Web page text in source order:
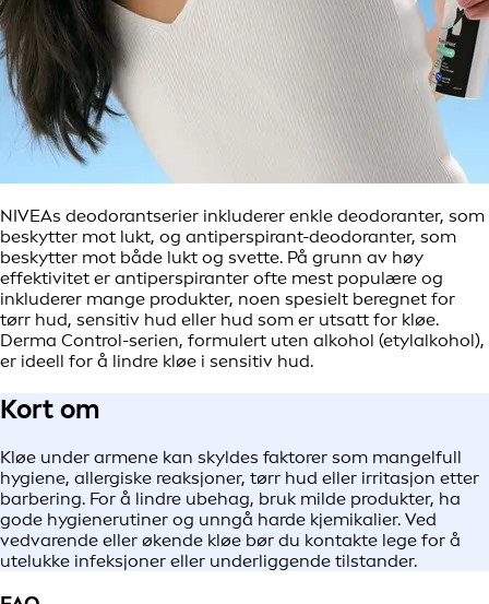
NIVEAs deodorantserier inkluderer enkle deodoranter, som
beskytter mot lukt, og antiperspirant-deodoranter, som
beskytter mot både lukt og svette. På grunn av høy
effektivitet er antiperspiranter ofte mest populære og
inkluderer mange produkter, noen spesielt beregnet for
tørr hud, sensitiv hud eller hud som er utsatt for kløe.
Derma Control-serien, formulert uten alkohol (etylalkohol),
er ideell for å lindre kløe i sensitiv hud.
Kort om
Kløe under armene kan skyldes faktorer som mangelfull
hygiene, allergiske reaksjoner, tørr hud eller irritasjon etter
barbering. For å lindre ubehag, bruk milde produkter, ha
gode hygienerutiner og unngå harde kjemikalier. Ved
vedvarende eller økende kløe bør du kontakte lege for å
utelukke infeksjoner eller underliggende tilstander.